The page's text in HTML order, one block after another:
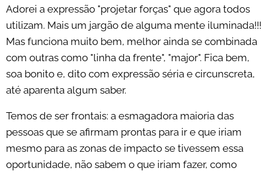
Adorei a expressão "projetar forças" que agora todos
utilizam. Mais um jargão de alguma mente iluminada!!!
Mas funciona muito bem, melhor ainda se combinada
com outras como "linha da frente", "major". Fica bem,
soa bonito e, dito com expressão séria e circunscreta,
até aparenta algum saber.
Temos de ser frontais: a esmagadora maioria das
pessoas que se afirmam prontas para ir e que iriam
mesmo para as zonas de impacto se tivessem essa
oportunidade, não sabem o que iriam fazer, como